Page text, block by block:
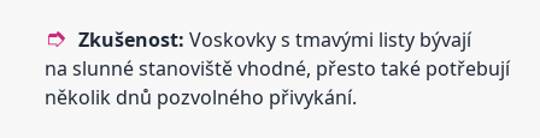
Zkušenost: Voskovky s tmavými listy bývají
na slunné stanoviště vhodné, přesto také potřebují
několik dnů pozvolného přivykání.